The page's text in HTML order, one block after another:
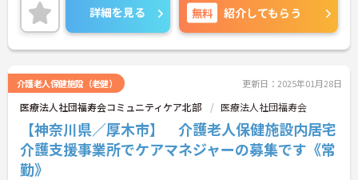
詳細を見る 無料 紹介してもらう
介護老人保健施設（老健） 更新日：2025年01月28日
医療法人社団福寿会コミュニティケア北部 医療法人社団福寿会
【神奈川県／厚木市】 介護老人保健施設内居宅
介護支援事業所でケアマネジャーの募集です《常
勤》